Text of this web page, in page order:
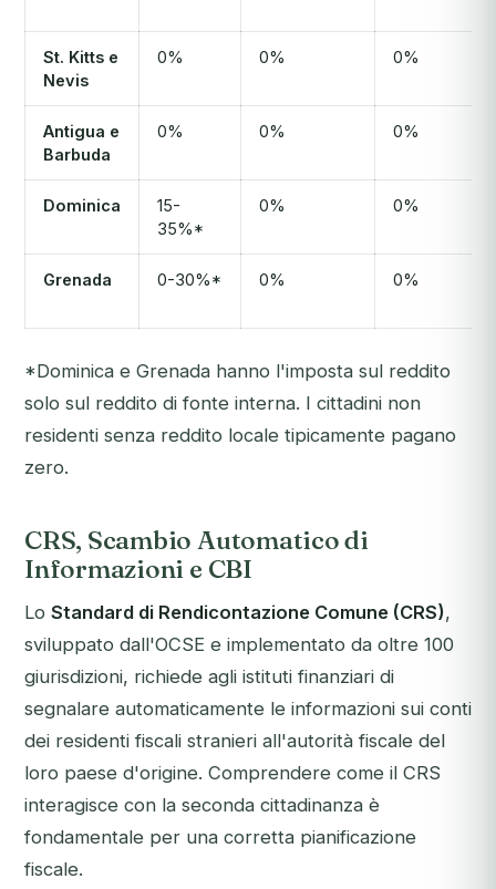
St. Kitts e
Nevis
0% 0% 0%
Antigua e
Barbuda
0% 0% 0%
Dominica
15-
35%*
0% 0%
Grenada 0-30%* 0% 0%
*Dominica e Grenada hanno l'imposta sul reddito
solo sul reddito di fonte interna. I cittadini non
residenti senza reddito locale tipicamente pagano
zero.
CRS, Scambio Automatico di
Informazioni e CBI
Lo Standard di Rendicontazione Comune (CRS),
sviluppato dall'OCSE e implementato da oltre 100
giurisdizioni, richiede agli istituti finanziari di
segnalare automaticamente le informazioni sui conti
dei residenti fiscali stranieri all'autorità fiscale del
loro paese d'origine. Comprendere come il CRS
interagisce con la seconda cittadinanza è
fondamentale per una corretta pianificazione
fiscale.